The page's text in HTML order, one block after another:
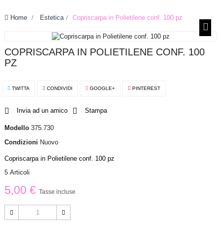
Home > Estetica > Copriscarpa in Polietilene conf. 100 pz
COPRISCARPA IN POLIETILENE CONF. 100
PZ
TWITTA CONDIVIDI GOOGLE+ PINTEREST
Invia ad un amico Stampa
Modello 375.730
Condizioni Nuovo
Copriscarpa in Polietilene conf. 100 pz
5 Articoli
5,00 € Tasse incluse